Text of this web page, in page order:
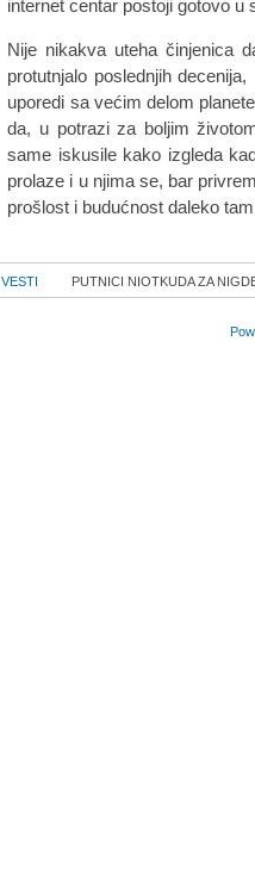
internet centar postoji gotovo
Nije nikakva uteha činjenica
protutnjalo poslednjih
uporedi sa većim delom
da, u potrazi za boljim
same iskusile kako izgleda
prolaze i u njima se, bar
prošlost i budućnost daleko
VESTI PUTNICI NIOTKUDA ZA